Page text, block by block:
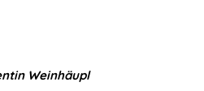
Weinhäupl